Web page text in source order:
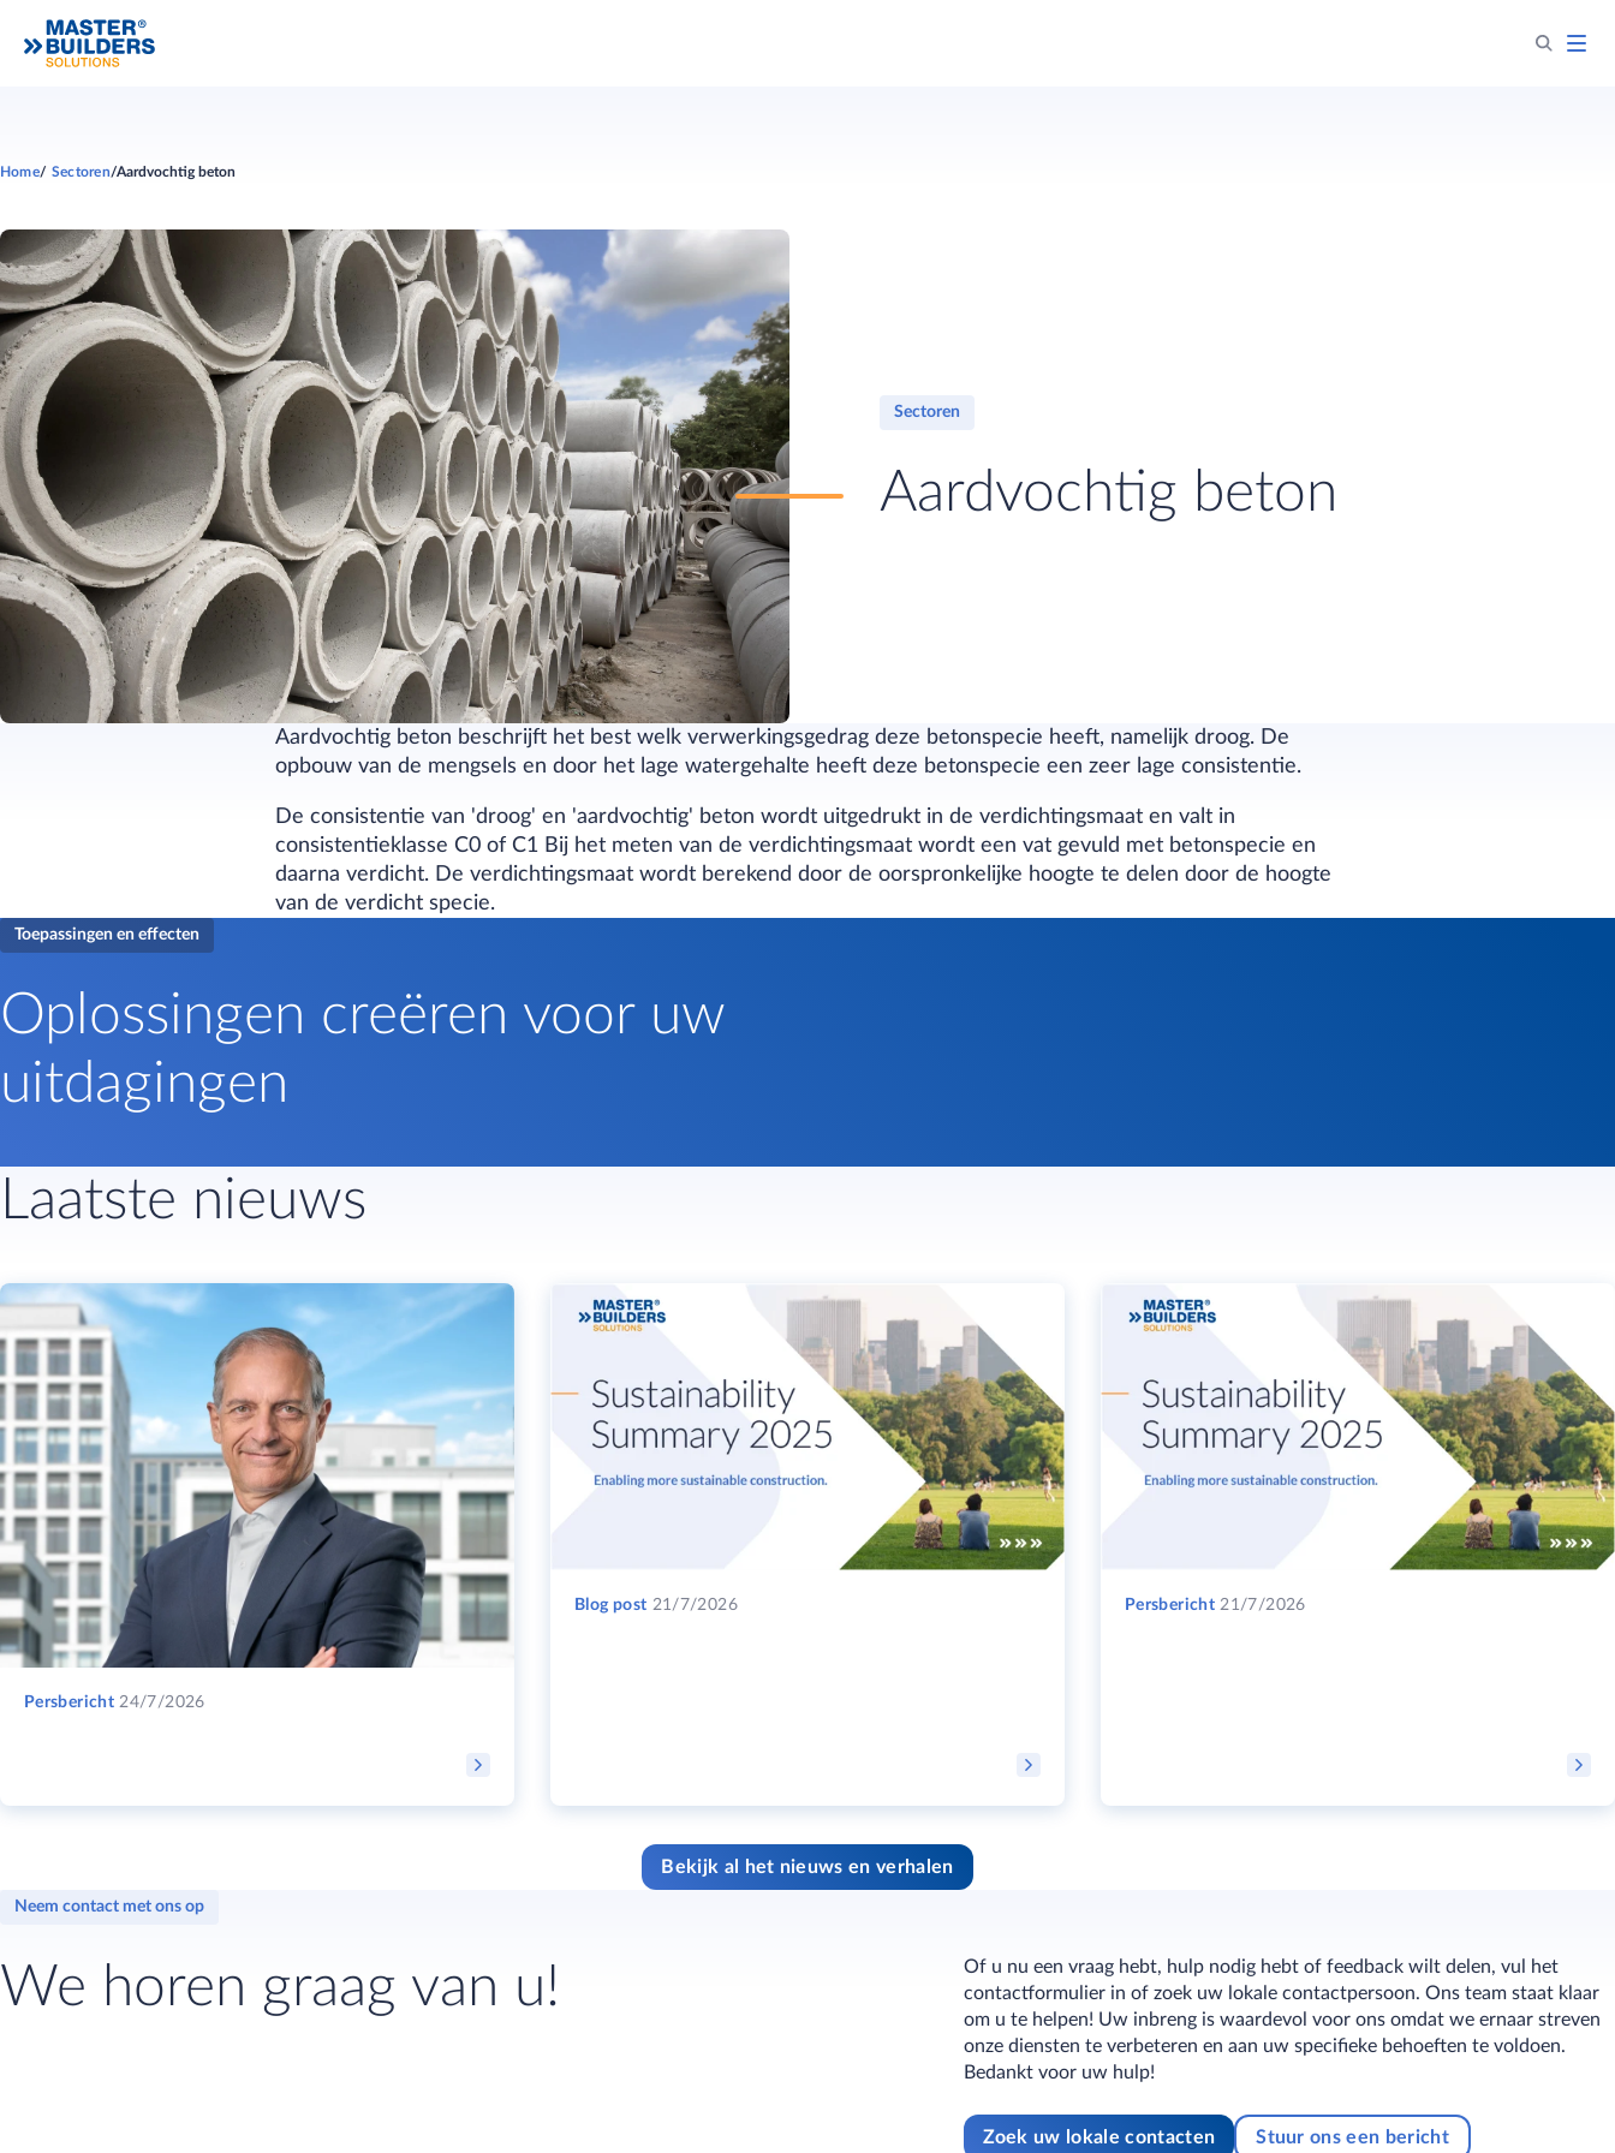
Home Sectoren Aardvochtig beton
Sectoren
Aardvochtig beton
Aardvochtig beton beschrijft het best welk verwerkingsgedrag deze betonspecie heeft, namelijk droog. De
opbouw van de mengsels en door het lage watergehalte heeft deze betonspecie een zeer lage consistentie.
De consistentie van 'droog' en 'aardvochtig' beton wordt uitgedrukt in de verdichtingsmaat en valt in
consistentieklasse C0 of C1 Bij het meten van de verdichtingsmaat wordt een vat gevuld met betonspecie en
daarna verdicht. De verdichtingsmaat wordt berekend door de oorspronkelijke hoogte te delen door de hoogte
van de verdicht specie.
Toepassingen en effecten
Oplossingen creëren voor uw
uitdagingen
Laatste nieuws
Persbericht 24/7/2026
Blog post 21/7/2026 Persbericht 21/7/2026
Bekijk al het nieuws en verhalen
Neem contact met ons op
We horen graag van u!
Of u nu een vraag hebt, hulp nodig hebt of feedback wilt delen, vul het
contactformulier in of zoek uw lokale contactpersoon. Ons team staat klaar
om u te helpen! Uw inbreng is waardevol voor ons omdat we ernaar streven
onze diensten te verbeteren en aan uw specifieke behoeften te voldoen.
Bedankt voor uw hulp!
Zoek uw lokale contacten Stuur ons een bericht